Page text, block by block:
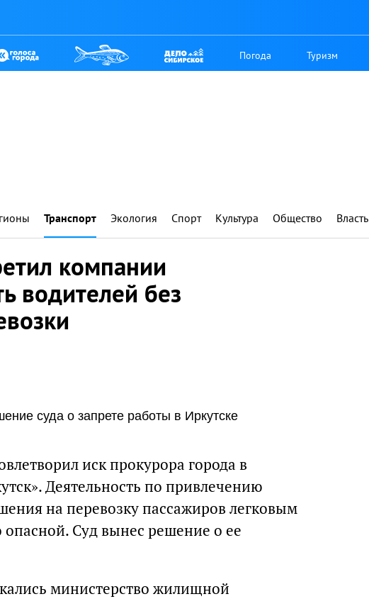
Погода Туризм
Транспорт Экология Спорт Культура Общество Власть
компании
водителей без
суда о запрете работы в Иркутске
иск прокурора города в
Деятельность по привлечению
на перевозку пассажиров легковым
Суд вынес решение о ее
министерство жилищной